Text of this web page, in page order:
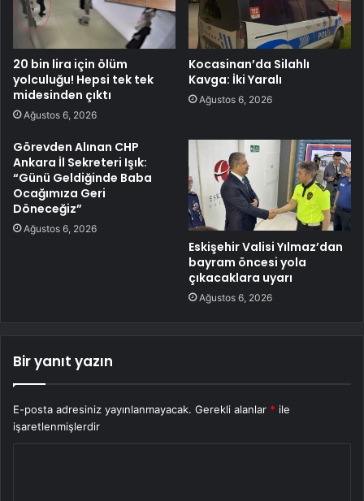
20 bin lira için ölüm
yolculuğu! Hepsi tek tek
midesinden çıktı
Ağustos 6, 2026
Kocasinan’da Silahlı
Kavga: İki Yaralı
Ağustos 6, 2026
Görevden Alınan CHP
Ankara İl Sekreteri Işık:
“Günü Geldiğinde Baba
Ocağımıza Geri
Döneceğiz”
Ağustos 6, 2026
Eskişehir Valisi Yılmaz’dan
bayram öncesi yola
çıkacaklara uyarı
Ağustos 6, 2026
Bir yanıt yazın
E-posta adresiniz yayınlanmayacak. Gerekli alanlar * ile
işaretlenmişlerdir